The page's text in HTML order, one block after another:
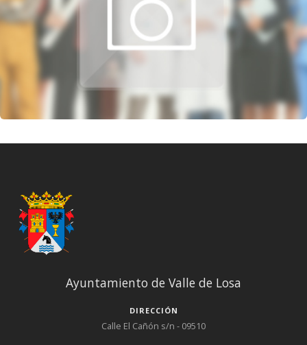
Ayuntamiento de Valle de Losa
DIRECCIÓN
Calle El Cañón s/n - 09510